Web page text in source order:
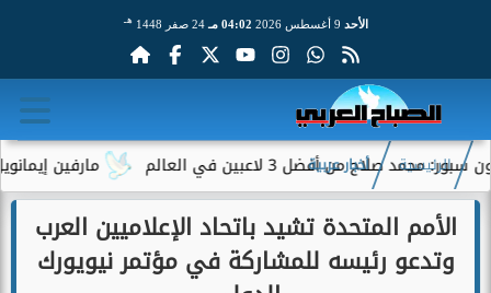
الأحد 04:02 مـ 24 صفر 1448 هـ
مارفين إيمانويل.. من أفضل 3 لاعبين في العالم
الرئيسية أخبار عربية
الأمم المتحدة تشيد باتحاد الإعلاميين العرب
وتدعو رئيسه للمشاركة في مؤتمر نيويورك